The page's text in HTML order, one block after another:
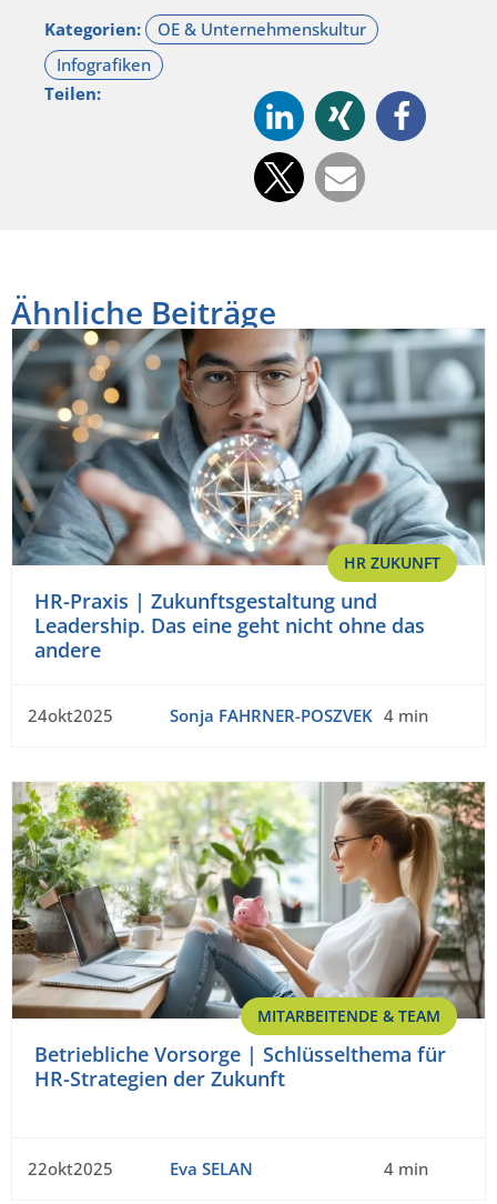
Kategorien:
Teilen:
Ähnliche Beiträge
HR ZUKUNFT
HR-Praxis | Zukunftsgestaltung und
Leadership. Das eine geht nicht ohne das
andere
24okt2025 Sonja FAHRNER-POSZVEK 4 min
MITARBEITENDE & TEAM
Betriebliche Vorsorge | Schlüsselthema für
HR-Strategien der Zukunft
22okt2025 Eva SELAN 4 min